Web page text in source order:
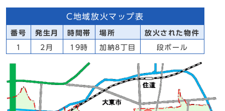
C地域放火マップ表
番号 発生月 時間帯 場所 放火された物件
1 2月 19時 加納8丁目 段ボール